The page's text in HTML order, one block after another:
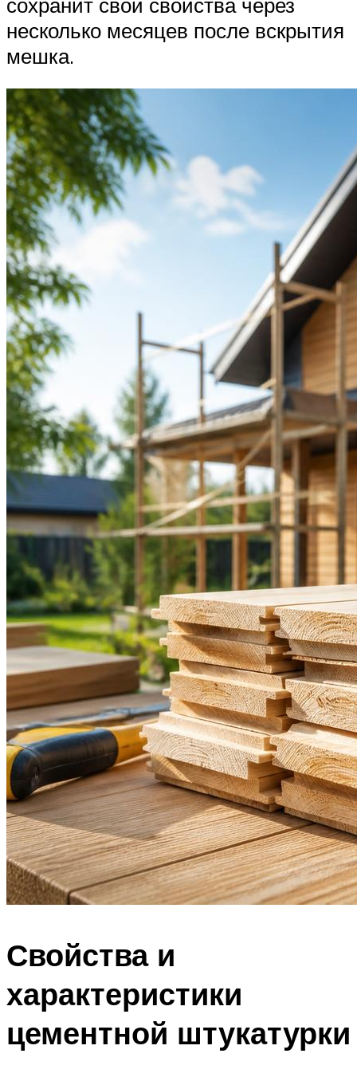
несколько месяцев после вскрытия
мешка.
Свойства и
характеристики
цементной штукатурки